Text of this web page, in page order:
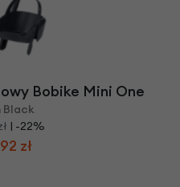
Bobike Mini One
Black
| -22%
zł